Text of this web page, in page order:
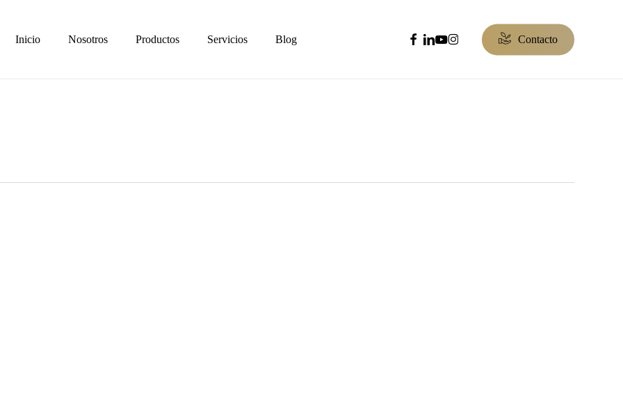
Inicio Nosotros Productos Servicios Blog facebook
linkedin
youtube
instagram Contacto